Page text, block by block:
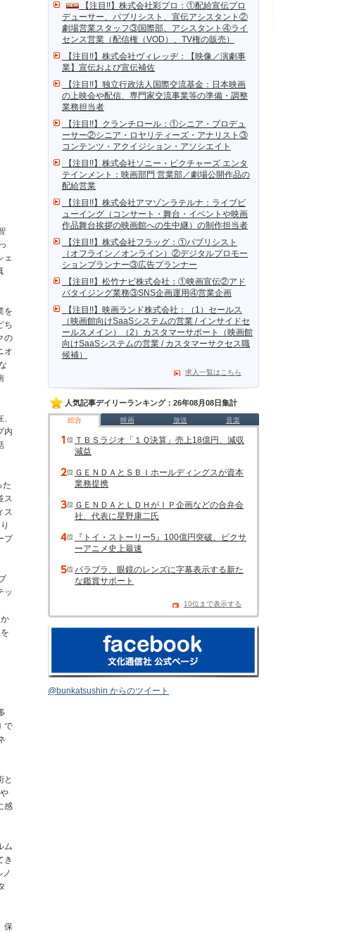
【注目!!】株式会社彩プロ：①配給宣伝プロ
デューサー、パブリシスト、宣伝アシスタント②
劇場営業スタッフ③国際部、アシスタント④ライ
センス営業（配信権（VOD）、TV権の販売）
【注目!!】株式会社ヴィレッヂ：【映像／演劇事
業】宣伝および宣伝補佐
【注目!!】独立行政法人国際交流基金：日本映画
の上映会や配信、専門家交流事業等の準備・調整
業務担当者
【注目!!】クランチロール：①シニア・プロデュ
ーサー②シニア・ロヤリティーズ・アナリスト③
コンテンツ・アクイジション・アソシエイト
【注目!!】株式会社ソニー・ピクチャーズ エンタ
テインメント：映画部門 営業部／劇場公開作品の
配給営業
【注目!!】株式会社アマゾンラテルナ：ライブビ
ューイング（コンサート・舞台・イベントや映画
作品舞台挨拶の映画館への生中継）の制作担当者
【注目!!】株式会社フラッグ：①パブリシスト
（オフライン／オンライン）②デジタルプロモー
ションプランナー③広告プランナー
【注目!!】松竹ナビ株式会社：①映画宣伝②アド
バタイジング業務③SNS企画運用④営業企画
【注目!!】映画ランド株式会社：（1）セールス
（映画館向けSaaSシステムの営業 / インサイドセ
ールスメイン）（2）カスタマーサポート（映画館
向けSaaSシステムの営業 / カスタマーサクセス職
候補）
求人一覧はこちら
人気記事デイリーランキング：26年08月08日集計
総合 映画 放送 音楽
ＴＢＳラジオ「１Ｑ決算」売上18億円、減収
減益
ＧＥＮＤＡとＳＢＩホールディングスが資本
業務提携
ＧＥＮＤＡとＬＤＨがＩＰ企画などの合弁会
社、代表に星野康二氏
『トイ・ストーリー5』100億円突破、ピクサ
ーアニメ史上最速
パラブラ、眼鏡のレンズに字幕表示する新た
な鑑賞サポート
10位まで表示する
@bunkatsushin からのツイート
ェ
を
ち
の
オ
内
た
ス
ス
プ
ッ
で
と
感
ム
き
保